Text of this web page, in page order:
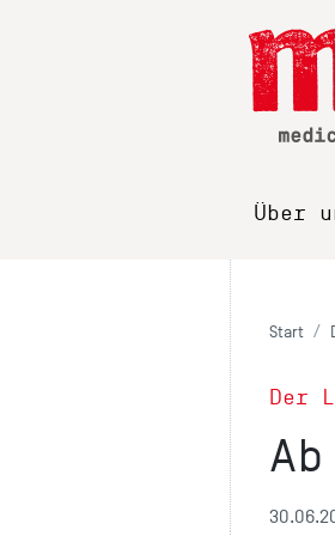
Über
Start
Der